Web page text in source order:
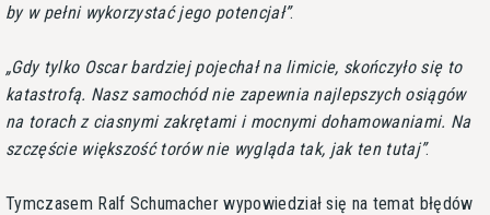
by w pełni wykorzystać jego potencjał .
Gdy tylko Oscar bardziej pojechał na limicie, skończyło się to
katastrofą. Nasz samochód nie zapewnia najlepszych osiągów
na torach z ciasnymi zakrętami i mocnymi dohamowaniami. Na
szczęście większość torów nie wygląda tak, jak ten tutaj .
Tymczasem Ralf Schumacher wypowiedział się na temat błędów